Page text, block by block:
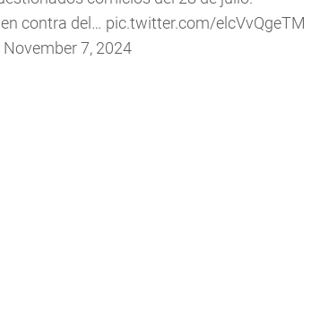
contra del… pic.twitter.com/elcVvQgeTM
November 7, 2024